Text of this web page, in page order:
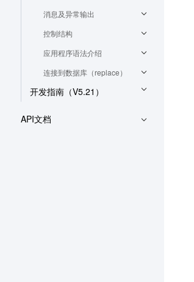
消息及异常输出
控制结构
应用程序语法介绍
连接到数据库（replace）
开发指南（V5.21）
API文档